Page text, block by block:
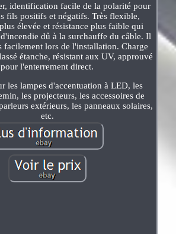
identification facile de la polarité pour
fils positifs et négatifs. Très flexible,
élevée et résistance plus faible qui
dû à la surchauffe du câble. Il
facilement lors de l'installation. Charge
étanche, résistant aux UV, approuvé
pour l'enterrement direct.
les lampes d'accentuation à LED, les
les projecteurs, les accessoires de
extérieurs, les panneaux solaires,
etc.